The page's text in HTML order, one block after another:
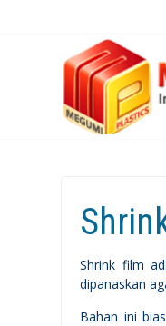
Shrink film
dipanaskan
Bahan ini